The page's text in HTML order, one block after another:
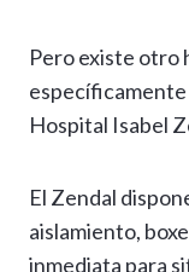
Pero existe otro
específicamente
Hospital Isabel
El Zendal
aislamiento,
inmediata para